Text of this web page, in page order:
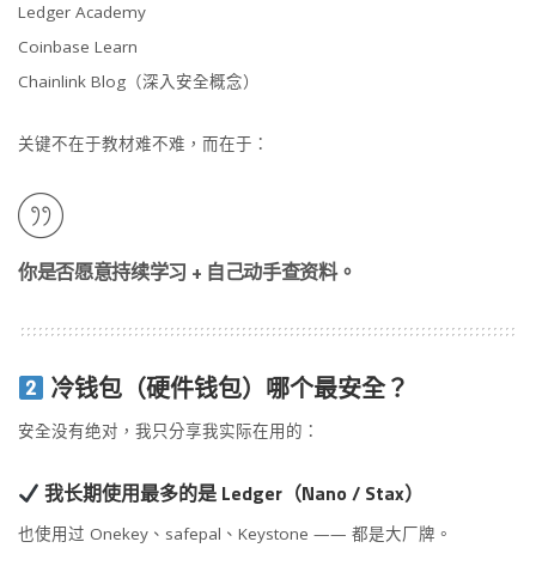
Ledger Academy
Coinbase Learn
Chainlink Blog（深入安全概念）
关键不在于教材难不难，而在于：
你是否愿意持续学习 + 自己动手查资料。
冷钱包（硬件钱包）哪个最安全？
安全没有绝对，我只分享我实际在用的：
我长期使用最多的是 Ledger（Nano / Stax）
也使用过 Onekey、safepal、Keystone —— 都是大厂牌。